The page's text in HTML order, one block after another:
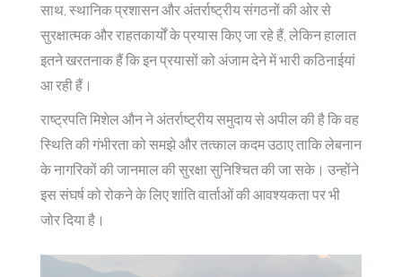
साथ, स्थानिक प्रशासन और अंतर्राष्ट्रीय संगठनों की ओर से
सुरक्षात्मक और राहतकार्यों के प्रयास किए जा रहे हैं, लेकिन हालात
इतने खरतनाक हैं कि इन प्रयासों को अंजाम देने में भारी कठिनाईयां
आ रही हैं।
राष्ट्रपति मिशेल औन ने अंतर्राष्ट्रीय समुदाय से अपील की है कि वह
स्थिति की गंभीरता को समझे और तत्काल कदम उठाए ताकि लेबनान
के नागरिकों की जानमाल की सुरक्षा सुनिश्चित की जा सके। उन्होंने
इस संघर्ष को रोकने के लिए शांति वार्ताओं की आवश्यकता पर भी
जोर दिया है।